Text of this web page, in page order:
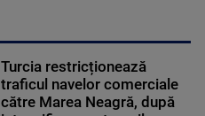
Turcia restricționează
traficul navelor comerciale
către Marea Neagră, după